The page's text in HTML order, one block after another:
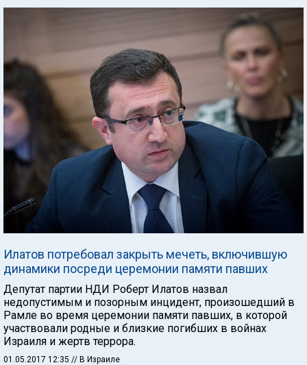
Илатов потребовал закрыть мечеть, включившую
динамики посреди церемонии памяти павших
Депутат партии НДИ Роберт Илатов назвал
недопустимым и позорным инцидент, произошедший в
Рамле во время церемонии памяти павших, в которой
участвовали родные и близкие погибших в войнах
Израиля и жертв террора.
01.05.2017 12:35 // В Израиле